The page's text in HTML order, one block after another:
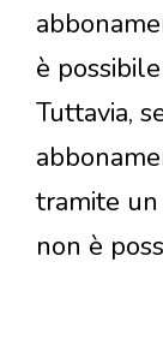
è
Tuttavia,
tramite
non è